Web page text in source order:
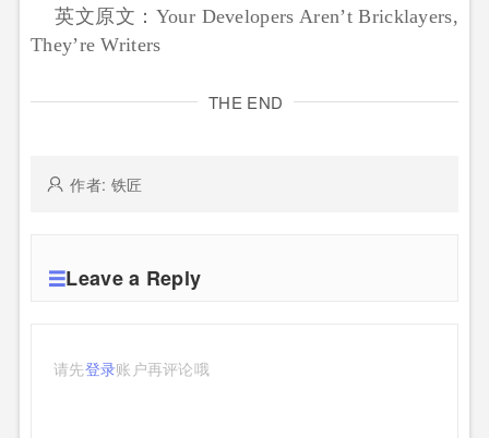
英文原文：Your Developers Aren’t Bricklayers,
They’re Writers
THE END
作者: 铁匠
Leave a Reply
请先登录账户再评论哦